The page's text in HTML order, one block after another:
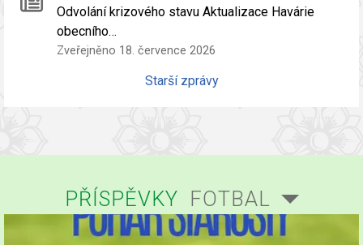
Odvolání krizového stavu Aktualizace Havárie
obecního…
Zveřejněno 18. července 2026
Starší zprávy
PŘÍSPĚVKY FOTBAL